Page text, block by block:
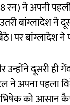
रन) ने अपनी
बांग्लादेश
पर बांग्लादेश ने
दूसरी ही
ने अपना पहला
को आसान